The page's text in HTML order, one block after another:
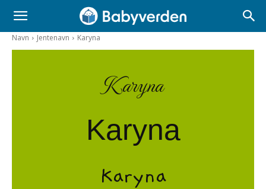
Navn Jentenavn Karyna
Karyna
Karyna
Karyna